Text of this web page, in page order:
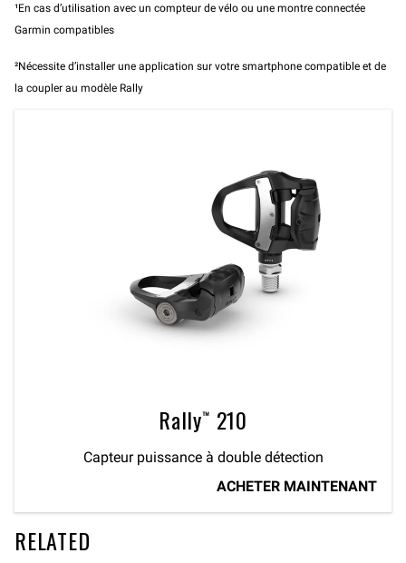
¹En cas d’utilisation avec un compteur de vélo ou une montre connectée
Garmin compatibles
²Nécessite d’installer une application sur votre smartphone compatible et de
la coupler au modèle Rally
Rally™ 210
Capteur puissance à double détection
ACHETER MAINTENANT
RELATED